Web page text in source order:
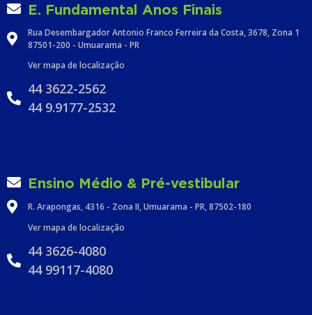
E. Fundamental Anos Finais
Rua Desembargador Antonio Franco Ferreira da Costa, 3678, Zona 1
87501-200 - Umuarama - PR
Ver mapa de localização
44 3622-2562
44 9.9177-2532
Ensino Médio & Pré-vestibular
R. Arapongas, 4316 - Zona II, Umuarama - PR, 87502-180
Ver mapa de localização
44 3626-4080
44 99117-4080